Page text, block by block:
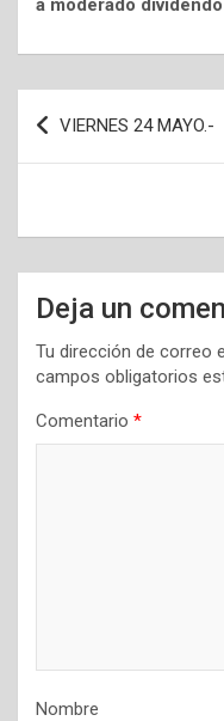
a moderado dividendo
Navegación
de
VIERNES 24 MAYO.-
Deja un
Tu dirección de correo
campos obligatorios
Comentario *
Nombre